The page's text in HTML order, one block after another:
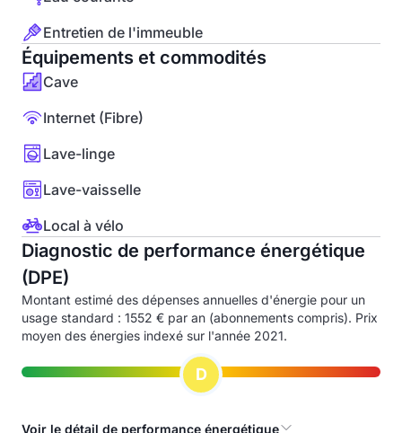
Entretien de l'immeuble
Équipements et commodités
Cave
Internet (Fibre)
Lave-linge
Lave-vaisselle
Local à vélo
Diagnostic de performance énergétique
(DPE)
Montant estimé des dépenses annuelles d'énergie pour un
usage standard : 1552 € par an (abonnements compris). Prix
moyen des énergies indexé sur l'année 2021.
D
Voir le détail de performance énergétique